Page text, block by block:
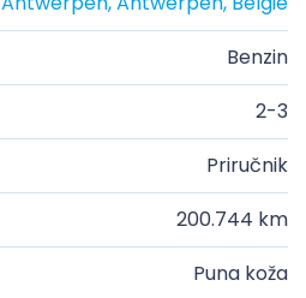
Benzin
2-3
Priručnik
200.744 km
Puna koža